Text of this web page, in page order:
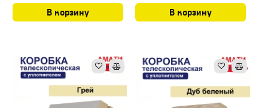
В корзину В корзину